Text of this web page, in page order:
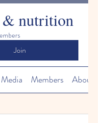
& nutrition
Join
Media Members About